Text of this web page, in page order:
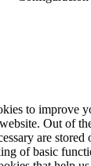
to improve
Out of
are
of basic